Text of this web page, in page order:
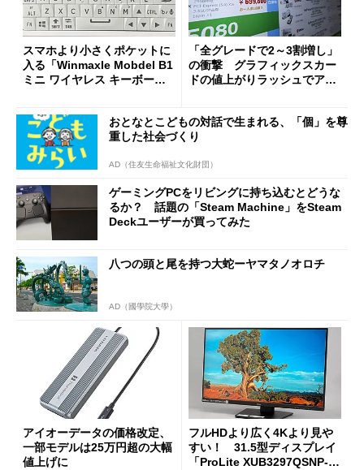
スマホより小さくポケットに
入る「Winmaxle Mobdel B1
ミニ ワイヤレス キーボー
「全グレードで2～3割増し」
の衝撃 グラフィックスカー
ドの値上がりラッシュでアキ
おとなとこどもの対話で生まれる、「個」を尊
重した社会づくり
AD（住友生命福祉文化財団）
ゲーミングPCをリビングに持ち込むとどうな
るか？ 話題の「Steam Machine」をSteam
Deckユーザーが買ってみた
八つの頭と尾を持つ大蛇ーヤマタノオロチ
AD（國學院大學）
アイオーデータの価格改定、
一部モデルは25万円超の大幅
値上げに
フルHDより広く4Kより見や
すい！ 31.5型ディスプレイ
「ProLite XUB3297QSNP-B